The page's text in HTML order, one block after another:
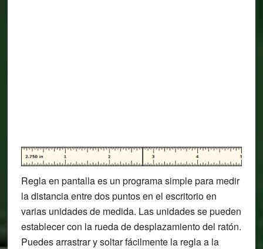
Regla en pantalla es un programa simple para medir
la distancia entre dos puntos en el escritorio en
varias unidades de medida. Las unidades se pueden
establecer con la rueda de desplazamiento del ratón.
Puedes arrastrar y soltar fácilmente la regla a la